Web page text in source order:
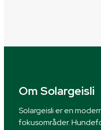
Om Solargeisli
Solargeisli er en
fokusområder.